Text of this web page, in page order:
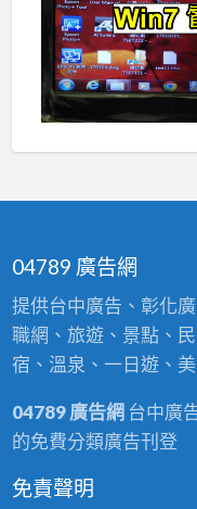
04789 廣告網
提供台中廣告、彰化
職網、旅遊、景點、
宿、溫泉、一日遊、
04789 廣告網台中廣
的免費分類廣告刊登
免責聲明